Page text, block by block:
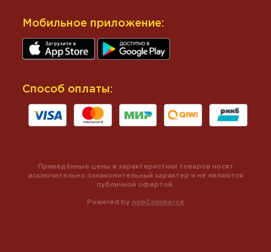
Мобильное приложение:
Способ оплаты:
Powered by nopCommerce
Приведённые цены и характеристики товаров носят
исключительно ознакомительный характер и не являются
публичной офертой.